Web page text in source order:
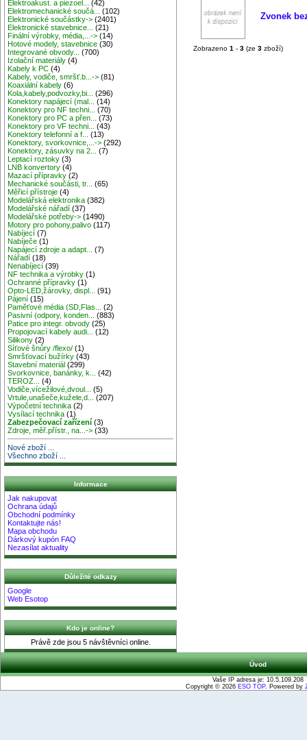
Elektroakust. a piezoel...
(42)
Elektromechanické součá...
(102)
Elektronické součástky-> (2401)
Elektronické stavebnice...
(21)
Finální výrobky, média,...-> (14)
Hotové modely, stavebnice (30)
Integrované obvody...
(700)
Izolační materiály (4)
Kabely k PC (4)
Kabely, vodiče, smršť.b...-> (81)
Koaxiální kabely (6)
Kola,kabely,podvozky,bi...
(296)
Konektory napájecí (mal...
(14)
Konektory pro NF techni...
(70)
Konektory pro PC a přen...
(73)
Konektory pro VF techni...
(43)
Konektory telefonní a f...
(13)
Konektory, svorkovnice,...-> (292)
Konektory, zásuvky na 2...
(7)
Leptací roztoky (3)
LNB konvertory (4)
Mazací přípravky (2)
Mechanické součásti, tr...
(65)
Měřicí přístroje (4)
Modelářská elektronika (382)
Modelářské nářadí (37)
Modelářské potřeby-> (1490)
Motory pro pohony,palivo (117)
Nabíjecí (7)
Nabíječe (1)
Napájecí zdroje a adapt...
(7)
Nářadí (18)
Nenabíjecí (39)
NF technika a výrobky (1)
Ochranné přípravky (1)
Opto-LED,žárovky, displ...
(91)
Pájení (15)
Paměťové média (SD,Flas...
(2)
Pasivní (odpory, konden...
(883)
Patice pro integr. obvody (25)
Propojovací kabely audi...
(12)
Silikony (2)
Síťové šnůry /flexo/ (1)
Smršťovací bužírky (43)
Stavební materiál (299)
Svorkovnice, banánky, k...
(42)
TEROZ...
(4)
Vodiče,vícežilové,dvoul...
(5)
Vrtule,unašeče,kužele,d...
(207)
Výpočetní technika (2)
Vysílací technika (1)
Zabezpečovací zařízení (3)
Zdroje, měř.přístr., na...-> (33)
Nové zboží ...
Všechno zboží ...
Informace
Jak nakupovat
Ochrana údajů
Obchodní podmínky
Kontaktujte nás!
Mapa obchodu
Dárkový kupón FAQ
Nezasílat aktuality
Důležité odkazy
Google
Web Esotop
Kdo je online?
Právě zde jsou 5 návštěvníci online.
Zvonek
Zobrazeno 1 - 3 (ze 3 zboží)
Úvod
Vaše IP adresa je: 10.5.109.208
Copyright © 2026 ESO TOP. Powered by